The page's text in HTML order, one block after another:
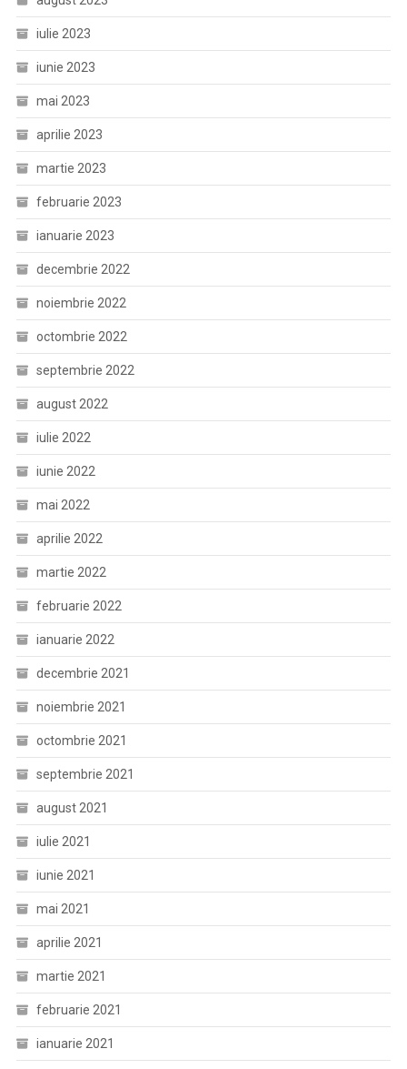
iulie 2023
iunie 2023
mai 2023
aprilie 2023
martie 2023
februarie 2023
ianuarie 2023
decembrie 2022
noiembrie 2022
octombrie 2022
septembrie 2022
august 2022
iulie 2022
iunie 2022
mai 2022
aprilie 2022
martie 2022
februarie 2022
ianuarie 2022
decembrie 2021
noiembrie 2021
octombrie 2021
septembrie 2021
august 2021
iulie 2021
iunie 2021
mai 2021
aprilie 2021
martie 2021
februarie 2021
ianuarie 2021